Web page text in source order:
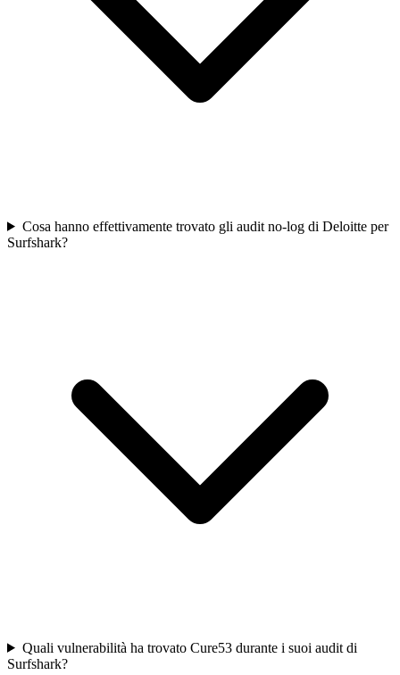
Cosa hanno effettivamente trovato gli audit no-log di Deloitte per
Surfshark?
Quali vulnerabilità ha trovato Cure53 durante i suoi audit di
Surfshark?